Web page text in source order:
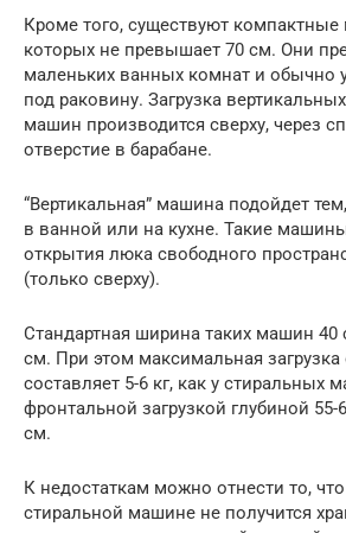
Кроме того, существуют
которых не превышает 70 см. Они
маленьких ванных комнат и обычно
под раковину. Загрузка
машин производится сверху, через
отверстие в барабане.
“Вертикальная” машина подойдет
в ванной или на кухне. Такие
открытия люка свободного
(только сверху).
Стандартная ширина таких машин 40
см. При этом максимальная
составляет 5-6 кг, как у стиральных
фронтальной загрузкой глубиной
см.
К недостаткам можно отнести то,
стиральной машине не получится